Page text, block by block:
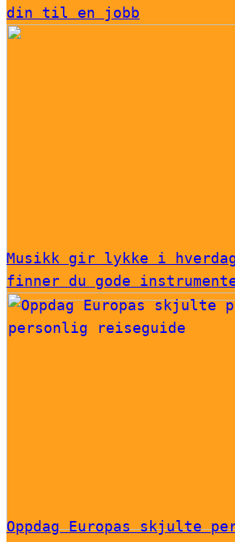
din til en jobb
Musikk gir lykke i
finner du gode
Oppdag Europas skjulte